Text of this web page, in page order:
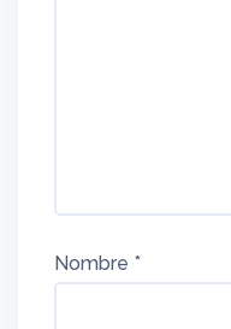
Nombre *